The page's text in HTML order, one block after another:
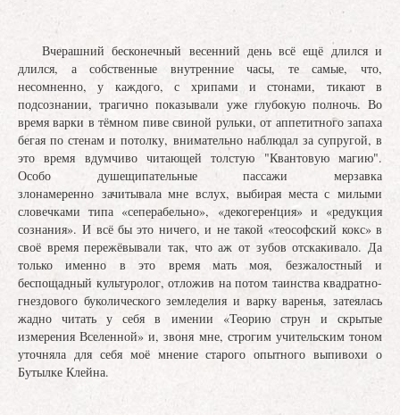
Вчерашний бесконечный весенний день всё ещё длился и
длился, а собственные внутренние часы, те самые, что,
несомненно, у каждого, с хрипами и стонами, тикают в
подсознании, трагично показывали уже глубокую полночь. Во
время варки в тёмном пиве свиной рульки, от аппетитного запаха
бегая по стенам и потолку, внимательно наблюдал за супругой, в
это время вдумчиво читающей толстую "Квантовую магию".
Особо душещипательные пассажи мерзавка
злонамеренно зачитывала мне вслух, выбирая места с милыми
словечками типа «сеперабельно», «декогеренция» и «редукция
сознания». И всё бы это ничего, и не такой «теософский кокс» в
своё время пережёвывали так, что аж от зубов отскакивало. Да
только именно в это время мать моя, безжалостный и
беспощадный культуролог, отложив на потом таинства квадратно-
гнездового буколического земледелия и варку варенья, затеялась
жадно читать у себя в имении «Теорию струн и скрытые
измерения Вселенной» и, звоня мне, строгим учительским тоном
уточняла для себя моё мнение старого опытного выпивохи о
Бутылке Клейна.